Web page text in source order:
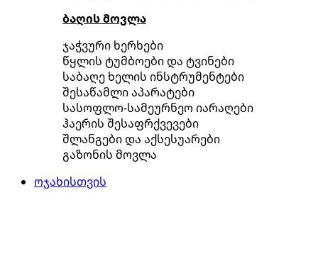
ბაღის მოვლა
ჯაჭვური ხერხები
წყლის ტუმბოები და ტვინები
საბაღე ხელის ინსტრუმენტები
შესაწამლი აპარატები
სასოფლო-სამეურნეო იარაღები
ჰაერის შესაფრქვევები
შლანგები და აქსესუარები
გაზონის მოვლა
ოჯახისთვის